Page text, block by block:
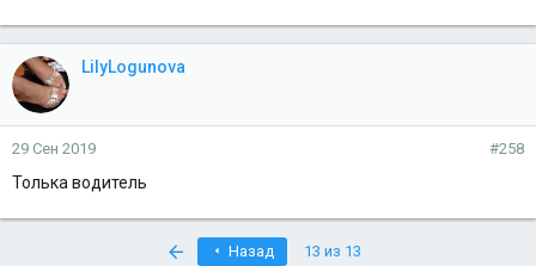
LilyLogunova
29 Сен 2019 #258
Толька водитель
Назад 13 из 13